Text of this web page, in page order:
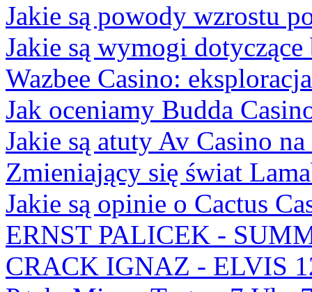
Jakie są powody wzrostu
Jakie są wymogi
Wazbee Casino:
Jak oceniamy Budda
Jakie są atuty Av Casino
Zmieniający się świat
Jakie są opinie o Cactus
ERNST PALICEK -
CRACK IGNAZ - ELVIS